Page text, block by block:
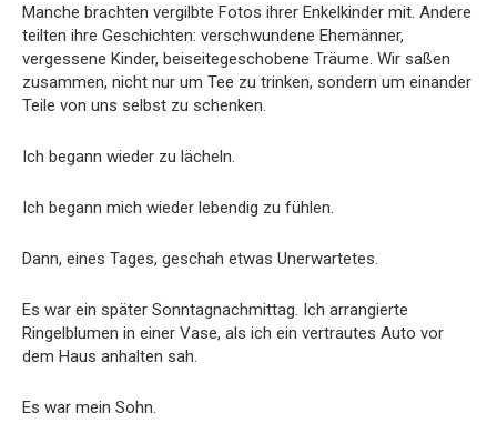
Manche brachten vergilbte Fotos ihrer Enkelkinder mit. Andere
teilten ihre Geschichten: verschwundene Ehemänner,
vergessene Kinder, beiseitegeschobene Träume. Wir saßen
zusammen, nicht nur um Tee zu trinken, sondern um einander
Teile von uns selbst zu schenken.
Ich begann wieder zu lächeln.
Ich begann mich wieder lebendig zu fühlen.
Dann, eines Tages, geschah etwas Unerwartetes.
Es war ein später Sonntagnachmittag. Ich arrangierte
Ringelblumen in einer Vase, als ich ein vertrautes Auto vor
dem Haus anhalten sah.
Es war mein Sohn.